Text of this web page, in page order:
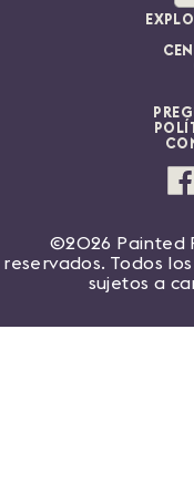
©2026 Painted
reservados. Todos
sujetos a